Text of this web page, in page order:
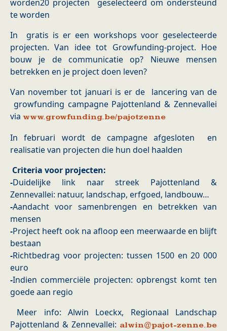
worden20 projecten geselecteerd om ondersteund
te worden
In gratis is er een workshops voor geselecteerde
projecten. Van idee tot Growfunding-project. Hoe
bouw je de communicatie op? Nieuwe mensen
betrekken en je project doen leven?
Van november tot januari is er de lancering van de
growfunding campagne Pajottenland & Zennevallei
via www.growfunding.be/pajotzenne
In februari wordt de campagne afgesloten en
realisatie van projecten die hun doel haalden
Criteria voor projecten:
-Duidelijke link naar streek Pajottenland &
Zennevallei: natuur, landschap, erfgoed, landbouw…
-Aandacht voor samenbrengen en betrekken van
mensen
-Project heeft ook na afloop een meerwaarde en blijft
bestaan
-Richtbedrag voor projecten: tussen 1500 en 20 000
euro
-Indien commerciële projecten: opbrengst komt ten
goede aan regio
Meer info: Alwin Loeckx, Regionaal Landschap
Pajottenland & Zennevallei: alwin@pajot-zenne.be